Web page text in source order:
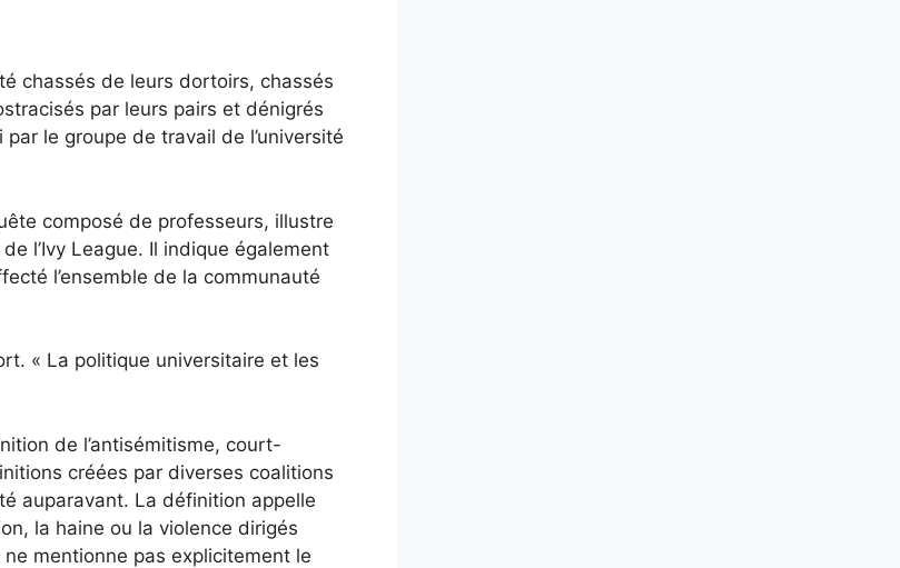
chassés de leurs dortoirs, chassés
par leurs pairs et dénigrés
le groupe de travail de l’université
composé de professeurs, illustre
l’Ivy League. Il indique également
l’ensemble de la communauté
« La politique universitaire et les
de l’antisémitisme, court-
créées par diverses coalitions
auparavant. La définition appelle
la haine ou la violence dirigés
mentionne pas explicitement le